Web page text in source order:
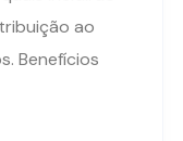
ao
Benefícios